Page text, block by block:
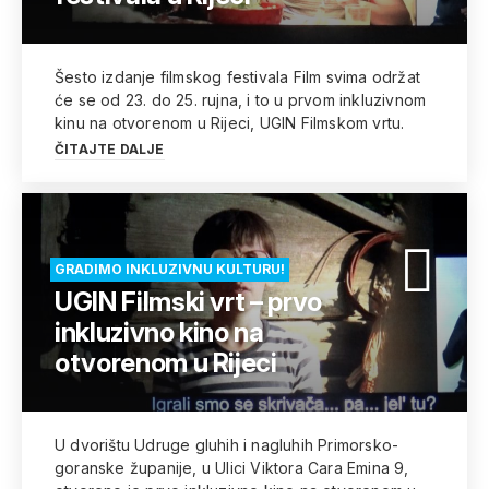
Šesto izdanje filmskog festivala Film svima održat
će se od 23. do 25. rujna, i to u prvom inkluzivnom
kinu na otvorenom u Rijeci, UGIN Filmskom vrtu.
ČITAJTE DALJE
GRADIMO INKLUZIVNU KULTURU!
UGIN Filmski vrt – prvo
inkluzivno kino na
otvorenom u Rijeci
U dvorištu Udruge gluhih i nagluhih Primorsko-
goranske županije, u Ulici Viktora Cara Emina 9,